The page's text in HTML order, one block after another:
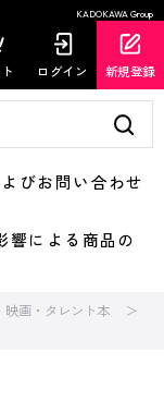
KADOKAWA Group
ログイン 新規登録
びお問い合わせ
による商品の
映画・タレント本